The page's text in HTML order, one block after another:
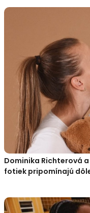
Dominika Richterová
fotiek pripomínajú